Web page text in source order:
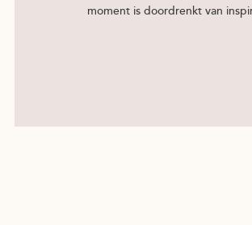
moment is doordrenkt van